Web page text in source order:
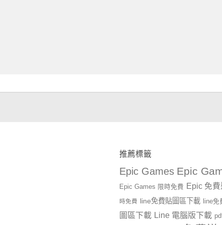
推薦標籤
Epic Games Epic
Epic Games 限時免費 Epic 免
時免費 line免費貼圖區下載 line
圖區下載 Line 電腦版下載